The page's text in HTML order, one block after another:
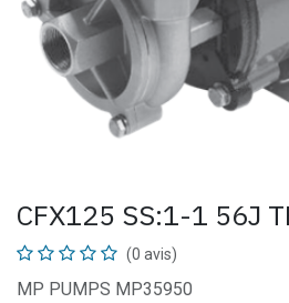
CFX125 SS:1-1 56J
(0 avis)
MP PUMPS MP35950